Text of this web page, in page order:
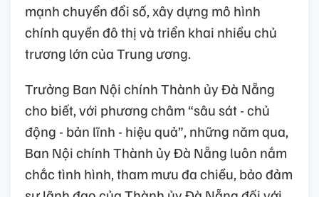
mạnh chuyển đổi số, xây dựng mô hình
chính quyền đô thị và triển khai nhiều chủ
trương lớn của Trung ương.
Trưởng Ban Nội chính Thành ủy Đà Nẵng
cho biết, với phương châm “sâu sát - chủ
động - bản lĩnh - hiệu quả”, những năm qua,
Ban Nội chính Thành ủy Đà Nẵng luôn nắm
chắc tình hình, tham mưu đa chiều, bảo đảm